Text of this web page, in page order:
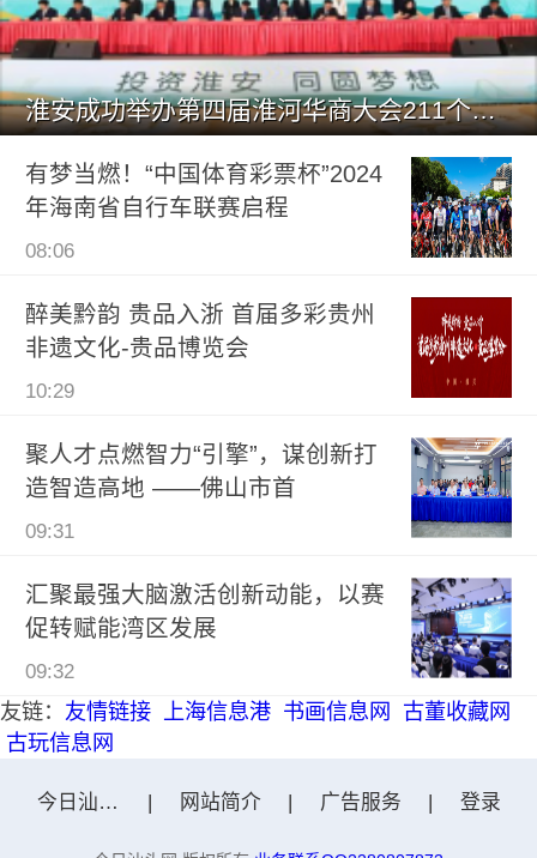
淮安成功举办第四届淮河华商大会211个签约项目 总投资1486.
有梦当燃！“中国体育彩票杯”2024
年海南省自行车联赛启程
08:06
醉美黔韵 贵品入浙 首届多彩贵州
非遗文化-贵品博览会
10:29
聚人才点燃智力“引擎”，谋创新打
造智造高地 ——佛山市首
09:31
汇聚最强大脑激活创新动能，以赛
促转赋能湾区发展
09:32
友链： 友情链接 上海信息港 书画信息网
古董收藏网
古玩信息网
今日汕头网 | 网站简介 | 广告服务 | 登录